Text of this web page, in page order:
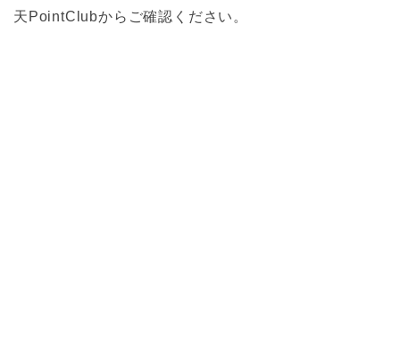
天PointClubからご確認ください。